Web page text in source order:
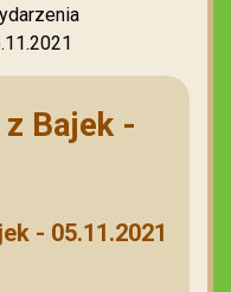
Bajek -
- 05.11.2021